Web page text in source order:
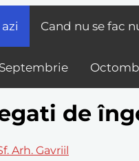
Cand nu se fac
Septembrie
de
Arh. Gavriil